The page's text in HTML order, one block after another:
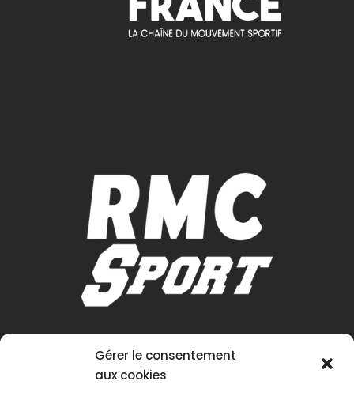
Gérer le consentement
aux cookies